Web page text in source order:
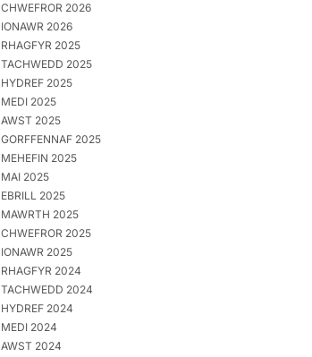
CHWEFROR 2026
IONAWR 2026
RHAGFYR 2025
TACHWEDD 2025
HYDREF 2025
MEDI 2025
AWST 2025
GORFFENNAF 2025
MEHEFIN 2025
MAI 2025
EBRILL 2025
MAWRTH 2025
CHWEFROR 2025
IONAWR 2025
RHAGFYR 2024
TACHWEDD 2024
HYDREF 2024
MEDI 2024
AWST 2024